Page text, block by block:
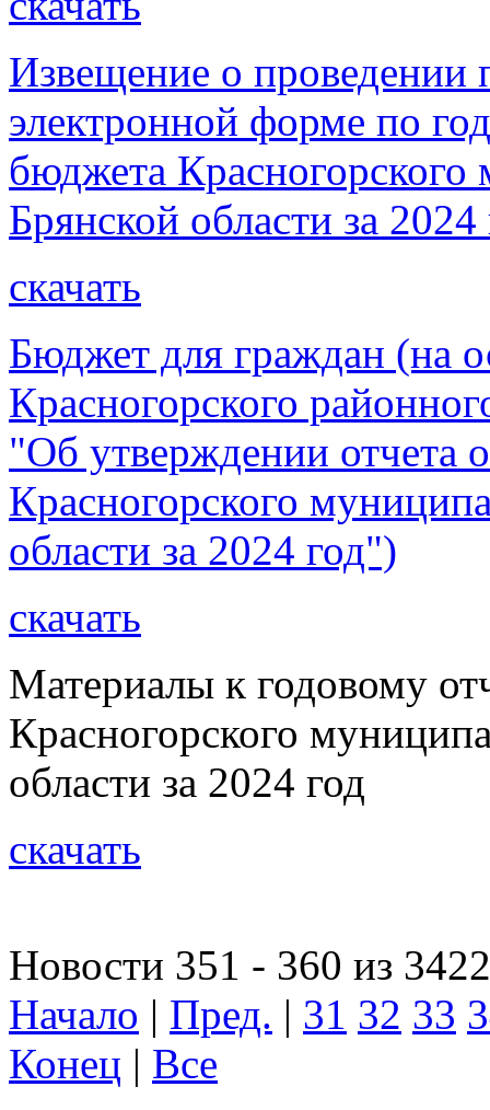
Извещение о
электронной форме по
бюджета
Брянской области за 2024
скачать
Бюджет для граждан (на
Красногорского
"Об утверждении отчета
Красногорского
области за 2024 год")
скачать
Материалы к годовому
Красногорского
области за 2024 год
скачать
Новости 351 - 360 из 3422
Начало | Пред. | 31 32 33
Конец | Все